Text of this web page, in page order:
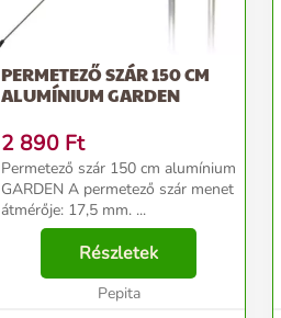
PERMETEZŐ SZÁR 150 CM
ALUMÍNIUM GARDEN
2 890 Ft
Permetező szár 150 cm alumínium
GARDEN A permetező szár menet
átmérője: 17,5 mm. ...
Részletek
Pepita